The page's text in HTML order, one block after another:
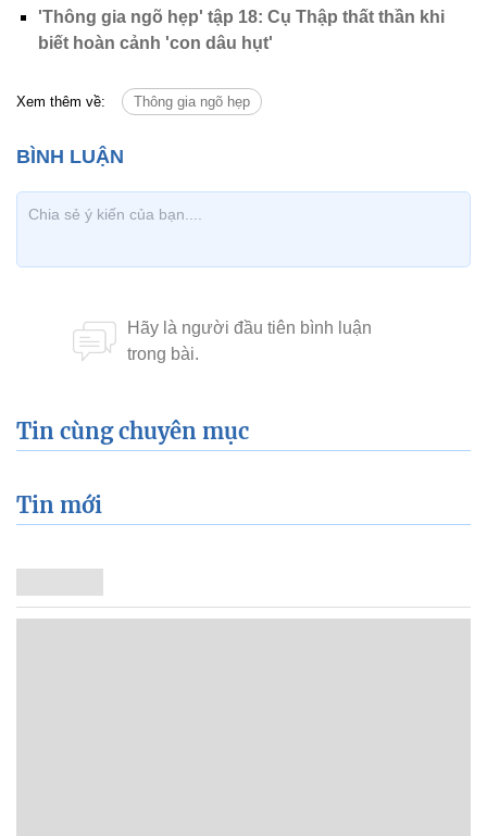
'Thông gia ngõ hẹp' tập 18: Cụ Thập thất thần khi
biết hoàn cảnh 'con dâu hụt'
Xem thêm về: Thông gia ngõ hẹp
Tin cùng chuyên mục
Tin mới